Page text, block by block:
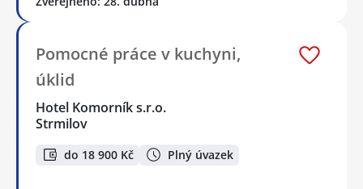
Pomocné práce v kuchyni,
úklid
Hotel Komorník s.r.o.
Strmilov
do 18 900 Kč Plný úvazek